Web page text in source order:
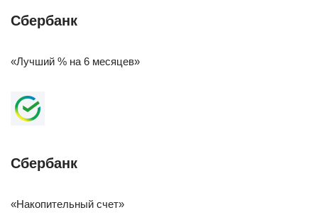
Сбербанк
«Лучший % на 6 месяцев»
Сбербанк
«Накопительный счет»